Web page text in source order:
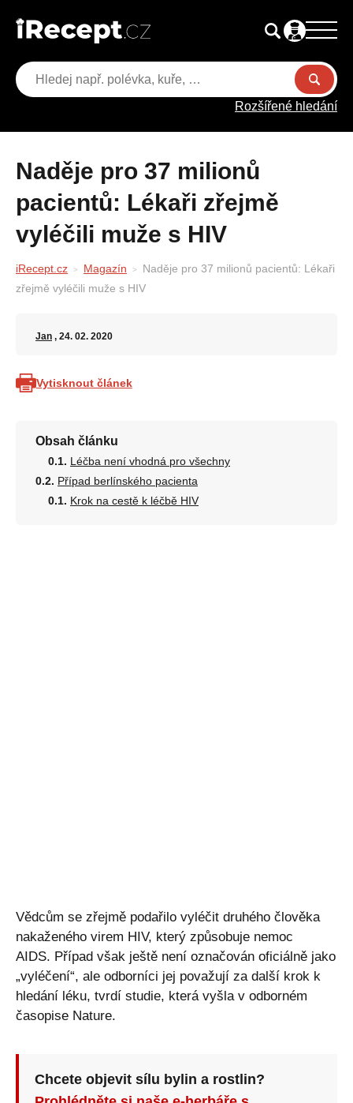
Rozšířené hledání
Naděje pro 37 milionů
pacientů: Lékaři zřejmě
vyléčili muže s HIV
iRecept.cz Magazín
Naděje pro 37 milionů pacientů: Lékaři
zřejmě vyléčili muže s HIV
Jan , 24. 02. 2020
Vytisknout článek
Obsah článku
Léčba není vhodná pro všechny
Případ berlínského pacienta
Krok na cestě k léčbě HIV
Vědcům se zřejmě podařilo vyléčit druhého člověka
nakaženého virem HIV, který způsobuje nemoc
AIDS. Případ však ještě není označován oficiálně jako
„vyléčení“, ale odborníci jej považují za další krok k
hledání léku, tvrdí studie, která vyšla v odborném
časopise Nature.
Chcete objevit sílu bylin a rostlin?